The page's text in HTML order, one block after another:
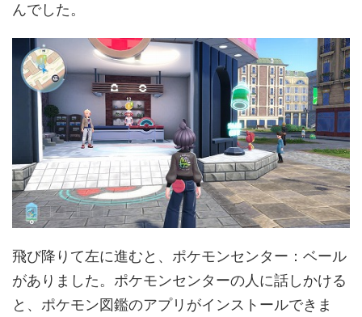
んでした。
飛び降りて左に進むと、ポケモンセンター：ベール
がありました。ポケモンセンターの人に話しかける
と、ポケモン図鑑のアプリがインストールできま